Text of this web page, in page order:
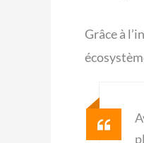
Grâce à